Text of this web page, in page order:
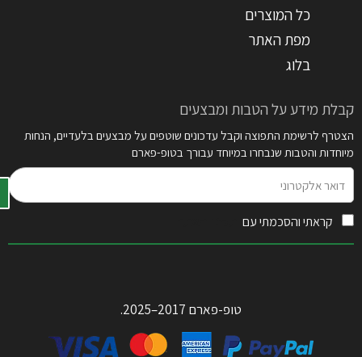
כל המוצרים
מפת האתר
בלוג
קבלת מידע על הטבות ומבצעים
הצטרף לרשימת התפוצה וקבל עדכונים שוטפים על מבצעים בלעדיים, הנחות
מיוחדות והטבות שנבחרו במיוחד עבורך בטופ-פארם
אלקטרוני
קראתי והסכמתי עם
טופ-פארם 2017–2025.